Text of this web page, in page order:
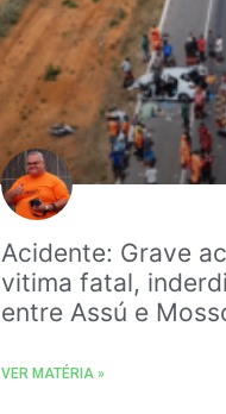
Acidente: Grave
vitima fatal,
entre Assú e
VER MATÉRIA »